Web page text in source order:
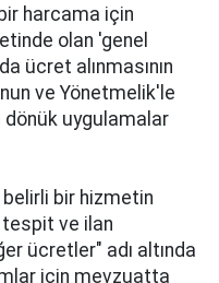
harcama için
olan 'genel
ücret alınmasının
ve Yönetmelik'le
dönük uygulamalar
belirli bir hizmetin
tespit ve ilan
ücretler" adı altında
için mevzuatta